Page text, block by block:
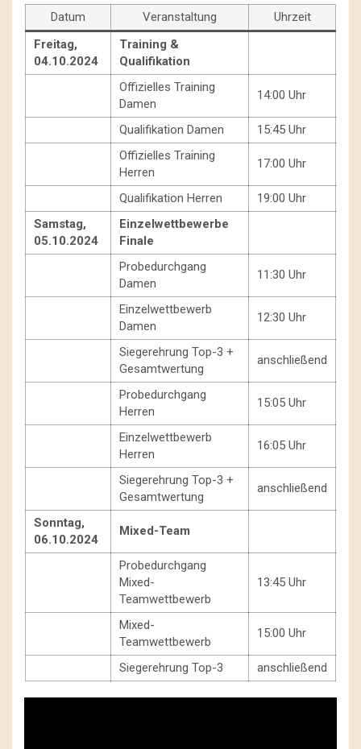
Datum Veranstaltung
Uhrzeit
Freitag,
04.10.2024
Training &
Qualifikation
Offizielles Training
Damen
14:00 Uhr
Qualifikation Damen
15:45 Uhr
Offizielles Training
Herren
17:00 Uhr
Qualifikation Herren
19:00 Uhr
Samstag,
05.10.2024
Einzelwettbewerbe
Finale
Probedurchgang
Damen
11:30 Uhr
Einzelwettbewerb
Damen
12:30 Uhr
Siegerehrung Top-3 +
Gesamtwertung
anschließend
Probedurchgang
Herren
15:05 Uhr
Einzelwettbewerb
Herren
16:05 Uhr
Siegerehrung Top-3 +
Gesamtwertung
anschließend
Sonntag,
06.10.2024
Mixed-Team
Probedurchgang
Mixed-
Teamwettbewerb
13:45 Uhr
Mixed-
Teamwettbewerb
15:00 Uhr
Siegerehrung Top-3 anschließend